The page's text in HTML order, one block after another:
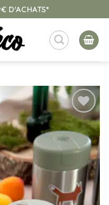
D'ACHATS*
Ajouter
à la
liste
d’envies